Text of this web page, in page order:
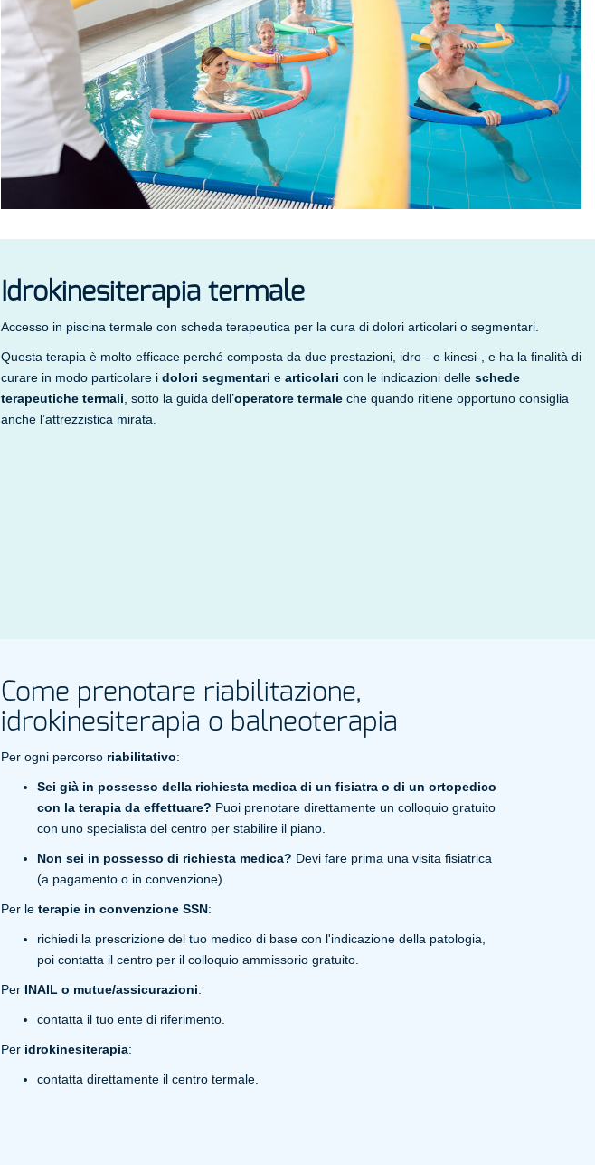
Idrokinesiterapia termale
Accesso in piscina termale con scheda terapeutica per la cura di dolori articolari o segmentari.
Questa terapia è molto efficace perché composta da due prestazioni, idro - e kinesi-, e ha la finalità di
curare in modo particolare i dolori segmentari e articolari con le indicazioni delle schede
terapeutiche termali, sotto la guida dell’operatore termale che quando ritiene opportuno consiglia
anche l’attrezzistica mirata.
Come prenotare riabilitazione,
idrokinesiterapia o balneoterapia
Per ogni percorso riabilitativo:
Sei già in possesso della richiesta medica di un fisiatra o di un ortopedico
con la terapia da effettuare? Puoi prenotare direttamente un colloquio gratuito
con uno specialista del centro per stabilire il piano.
Non sei in possesso di richiesta medica? Devi fare prima una visita fisiatrica
(a pagamento o in convenzione).
Per le terapie in convenzione SSN:
richiedi la prescrizione del tuo medico di base con l'indicazione della patologia,
poi contatta il centro per il colloquio ammissorio gratuito.
Per INAIL o mutue/assicurazioni:
contatta il tuo ente di riferimento.
Per idrokinesiterapia:
contatta direttamente il centro termale.